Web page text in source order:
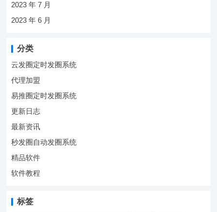
2023 年 7 月
2023 年 6 月
分类
云发圈定时发圈系统
代理加盟
易推圈定时发圈系统
更新日志
最新资讯
秒发圈自动发圈系统
精品软件
软件教程
标签